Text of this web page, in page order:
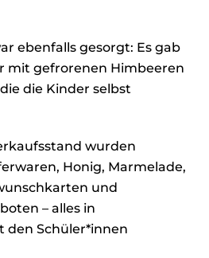
ebenfalls gesorgt: Es gab
mit gefrorenen Himbeeren
die Kinder selbst
wurden
Honig, Marmelade,
und
– alles in
Schüler*innen